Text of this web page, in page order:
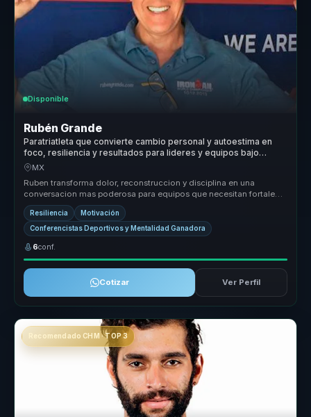
Disponible
Rubén Grande
Paratriatleta que convierte cambio personal y autoestima en
foco, resiliencia y resultados para lideres y equipos bajo
presion.
MX
Ruben transforma dolor, reconstruccion y disciplina en una
conversacion mas poderosa para equipos que necesitan fortaleza
mental, resilie...
Resiliencia Motivación
Conferencistas Deportivos y Mentalidad Ganadora
6conf.
Cotizar Ver Perfil
Recomendado CHM · TOP 3